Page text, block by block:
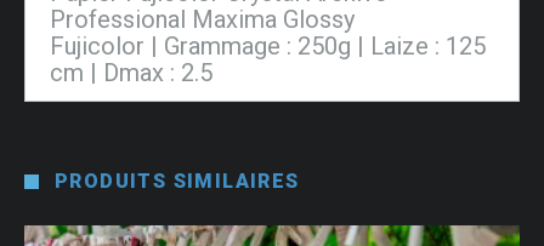
Professional Maxima Glossy
Fujicolor | Grammage : 250g | Laize : 125
cm | Dmax : 2.5
PRODUITS SIMILAIRES